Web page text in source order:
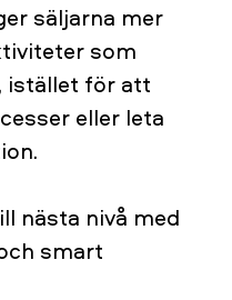
säljarna mer
som
istället för att
eller leta
nästa nivå med
smart